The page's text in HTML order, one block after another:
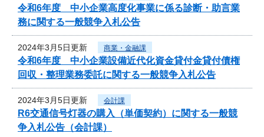
令和6年度 中小企業高度化事業に係る診断・助言業
務に関する一般競争入札公告
2024年3月5日更新 商業・金融課
令和6年度 中小企業設備近代化資金貸付金貸付債権
回収・整理業務委託に関する一般競争入札公告
2024年3月5日更新 会計課
R6交通信号灯器の購入（単価契約）に関する一般競
争入札公告（会計課）